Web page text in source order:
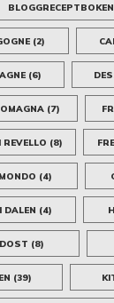
BLOGGRECEPTBOKEN
(2)
(6)
(7)
REVELLO (8)
(4)
DALEN (4)
(8)
(39)